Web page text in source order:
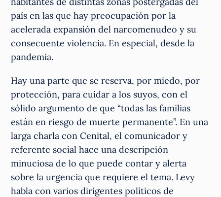
país en las que hay preocupación por la
acelerada expansión del narcomenudeo y su
consecuente violencia. En especial, desde la
pandemia.
Hay una parte que se reserva, por miedo, por
protección, para cuidar a los suyos, con el
sólido argumento de que “todas las familias
están en riesgo de muerte permanente”. En una
larga charla con Cenital, el comunicador y
referente social hace una descripción
minuciosa de lo que puede contar y alerta
sobre la urgencia que requiere el tema. Levy
habla con varios dirigentes políticos de